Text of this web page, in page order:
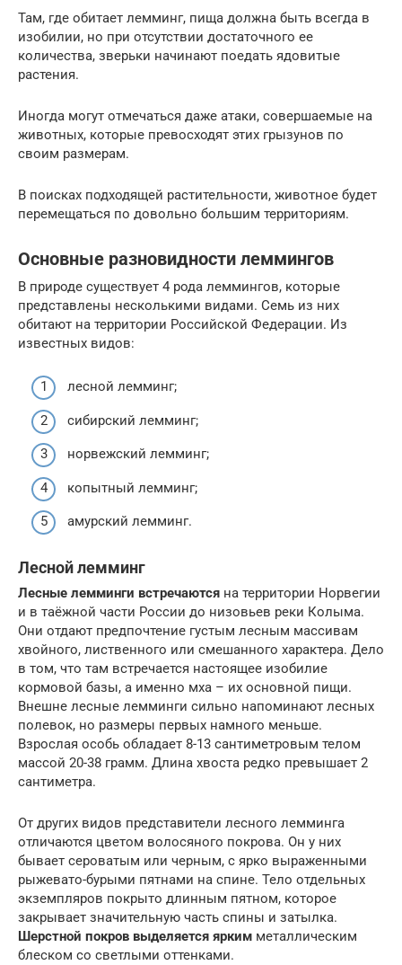
Там, где обитает лемминг, пища должна быть всегда в
изобилии, но при отсутствии достаточного ее
количества, зверьки начинают поедать ядовитые
растения.
Иногда могут отмечаться даже атаки, совершаемые на
животных, которые превосходят этих грызунов по
своим размерам.
В поисках подходящей растительности, животное будет
перемещаться по довольно большим территориям.
Основные разновидности леммингов
В природе существует 4 рода леммингов, которые
представлены несколькими видами. Семь из них
обитают на территории Российской Федерации. Из
известных видов:
лесной лемминг;
сибирский лемминг;
норвежский лемминг;
копытный лемминг;
амурский лемминг.
Лесной лемминг
Лесные лемминги встречаются на территории Норвегии
и в таёжной части России до низовьев реки Колыма.
Они отдают предпочтение густым лесным массивам
хвойного, лиственного или смешанного характера. Дело
в том, что там встречается настоящее изобилие
кормовой базы, а именно мха – их основной пищи.
Внешне лесные лемминги сильно напоминают лесных
полевок, но размеры первых намного меньше.
Взрослая особь обладает 8-13 сантиметровым телом
массой 20-38 грамм. Длина хвоста редко превышает 2
сантиметра.
От других видов представители лесного лемминга
отличаются цветом волосяного покрова. Он у них
бывает сероватым или черным, с ярко выраженными
рыжевато-бурыми пятнами на спине. Тело отдельных
экземпляров покрыто длинным пятном, которое
закрывает значительную часть спины и затылка.
Шерстной покров выделяется ярким металлическим
блеском со светлыми оттенками.